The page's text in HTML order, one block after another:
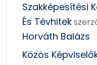
Szakképesítési
És Tévhitek
Horváth Balázs
Közös